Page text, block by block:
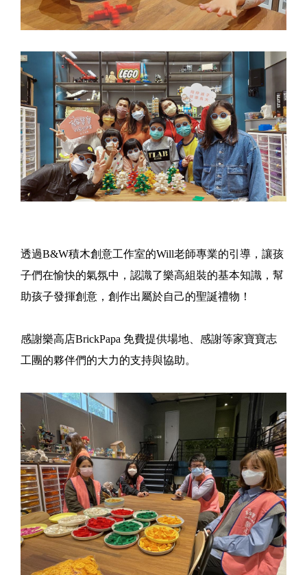
透過B&W積木創意工作室的Will老師專業的引導，讓孩
子們在愉快的氣氛中，認識了樂高組裝的基本知識，幫
助孩子發揮創意，創作出屬於自己的聖誕禮物！
感謝樂高店BrickPapa 免費提供場地、感謝等家寶寶志
工團的夥伴們的大力的支持與協助。